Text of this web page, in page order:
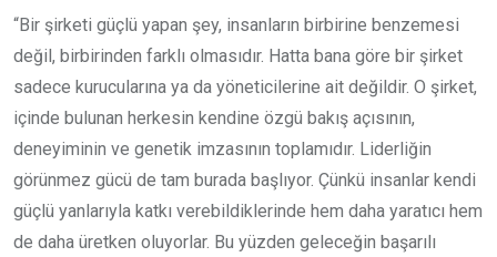
“Bir şirketi güçlü yapan şey, insanların birbirine benzemesi
değil, birbirinden farklı olmasıdır. Hatta bana göre bir şirket
sadece kurucularına ya da yöneticilerine ait değildir. O şirket,
içinde bulunan herkesin kendine özgü bakış açısının,
deneyiminin ve genetik imzasının toplamıdır. Liderliğin
görünmez gücü de tam burada başlıyor. Çünkü insanlar kendi
güçlü yanlarıyla katkı verebildiklerinde hem daha yaratıcı hem
de daha üretken oluyorlar. Bu yüzden geleceğin başarılı